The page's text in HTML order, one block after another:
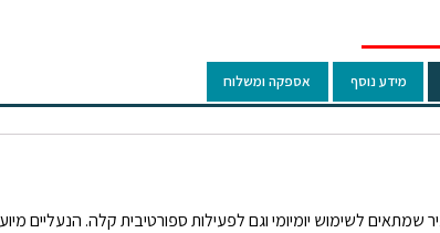
מידע נוסף אספקה ומשלוח
שמתאים לשימוש יומיומי וגם לפעילות ספורטיבית קלה. הנעליים